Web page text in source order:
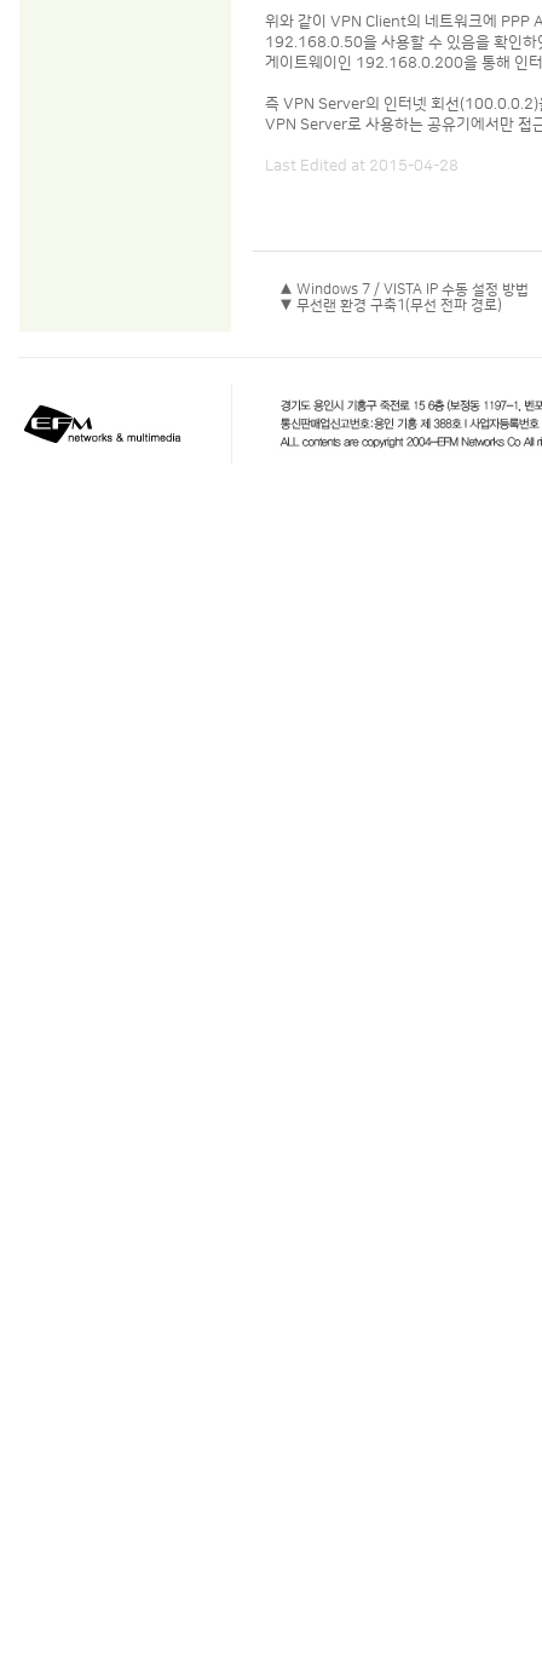
위와 같이 VPN Client의 네트워크에
192.168.0.50을 사용할 수 있음을 확인
게이트웨이인 192.168.0.200을 통해 인
즉 VPN Server의 인터넷 회선
VPN Server로 사용하는 공유기에서만 접
Last Edited at 2015-04-28
▲ Windows 7 / VISTA IP 수동 설정 방법
▼ 무선랜 환경 구축1(무선 전파 경로)